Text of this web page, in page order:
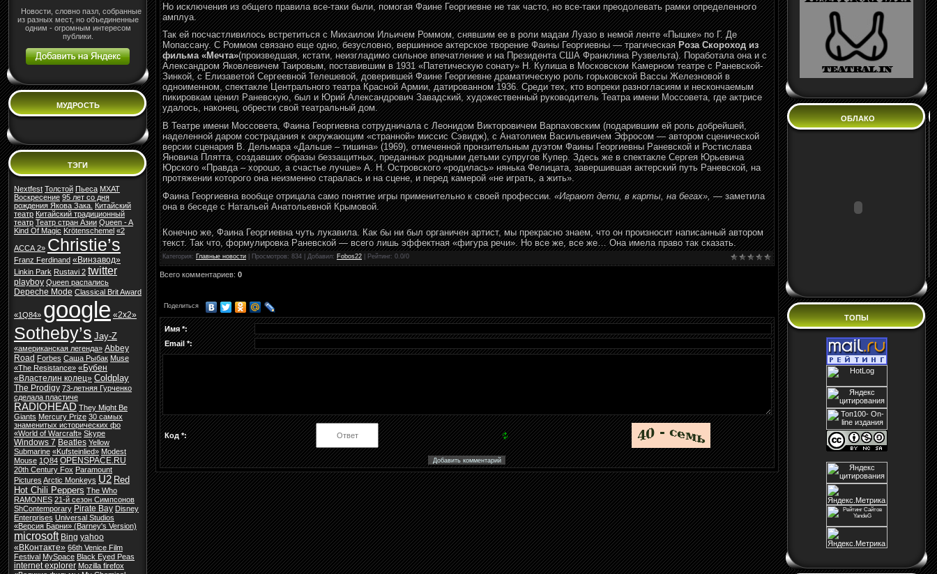
Новости, словно пазл, собранные
из разных мест, но объединенные
одним - огромным интересом
публики.
МУДРОСТЬ
ТЭГИ
Nextfest Толстой Пьеса МХАТ
Воскресение 95 лет со дня
рождения Якова Зака. Китайский
театр Китайский традиционный
театр Театр стран Азии Queen - A
Kind Of Magic Krötenschemel «2
АССА 2» Christie’s
Franz Ferdinand «Винзавод»
Linkin Park Rustavi 2 twitter
playboy Queen распались
Depeche Mode Classical Brit Award
«1Q84» google «2х2»
Sotheby’s Jay-Z
«американская легенда» Abbey
Road Forbes Cаша Рыбак Muse
«The Resistance» «Бубен
«Властелин колец» Coldplay
The Prodigy 73-летняя Гурченко
сделала пластиче
RADIOHEAD They Might Be
Giants Mercury Prize 30 самых
знаменитых исторических фо
«World of Warcraft» Skype
Windows 7 Beatles Yellow
Submarine «Kufsteinlied» Modest
Mouse 1Q84 OPENSPACE.RU
20th Century Fox Paramount
Pictures Arctic Monkeys U2 Red
Hot Chili Peppers The Who
RAMONES 21-й сезон Симпсонов
ShContemporary Pirate Bay Disney
Enterprises Universal Studios
«Версия Барни» (Barney's Version)
microsoft Bing yahoo
«ВКонтакте» 66th Venice Film
Festival MySpace Black Eyed Peas
internet explorer Mozilla firefox
Но исключения из общего правила все-таки были, помогая Фаине Георгиевне не так часто, но все-таки преодолевать рамки определенного
амплуа.
Так ей посчастливилось встретиться с Михаилом Ильичем Роммом, снявшим ее в роли мадам Луазо в немой ленте «Пышке» по Г. Де
Мопассану. С Роммом связано еще одно, безусловно, вершинное актерское творение Фаины Георгиевны — трагическаяРоза Скороход из
фильма «Мечта»(произведшая, кстати, неизгладимо сильное впечатление и на Президента США Франклина Рузвельта). Поработала она и с
Александром Яковлевичем Таировым, поставившим в 1931 «Патетическую сонату» Н. Кулиша в Московском Камерном театре с Раневской-
Зинкой, с Елизаветой Сергеевной Телешевой, доверившей Фаине Георгиевне драматическую роль горьковской Вассы Железновой в
одноименном, спектакле Центрального театра Красной Армии, датированном 1936. Среди тех, кто вопреки разногласиям и нескончаемым
пикировкам ценил Раневскую, был и Юрий Александрович Завадский, художественный руководитель Театра имени Моссовета, где актрисе
удалось, наконец, обрести свой театральный дом.
В Театре имени Моссовета, Фаина Георгиевна сотрудничала с Леонидом Викторовичем Варпаховским (подарившим ей роль добрейшей,
наделенной даром сострадания к окружающим «странной» миссис Сэвидж), с Анатолием Васильевичем Эфросом — автором сценической
версии сценария В. Дельмара «Дальше – тишина» (1969), отмеченной пронзительным дуэтом Фаины Георгиевны Раневской и Ростислава
Яновича Плятта, создавших образы беззащитных, преданных родными детьми супругов Купер. Здесь же в спектакле Сергея Юрьевича
Юрского «Правда – хорошо, а счастье лучше» А. Н. Островского «родилась» нянька Фелицата, завершившая актерский путь Раневской, на
протяжении которого она неизменно старалась и на сцене, и перед камерой «не играть, а жить».
Фаина Георгиевна вообще отрицала само понятие игры применительно к своей профессии.«Играют дети, в карты, на бегах»,— заметила
она в беседе с Натальей Анатольевной Крымовой.
Конечно же, Фаина Георгиевна чуть лукавила. Как бы ни был органичен артист, мы прекрасно знаем, что он произносит написанный автором
текст. Так что, формулировка Раневской — всего лишь эффектная «фигура речи». Но все же, все же… Она имела право так сказать.
Категория : Главные новости Просмотров: 834 | Добавил: Fobos22 Рейтинг: 0.0/0
Всего комментариев: 0
Поделиться
Имя *:
Email *:
Код *:
ОБЛАКО
ТОПЫ